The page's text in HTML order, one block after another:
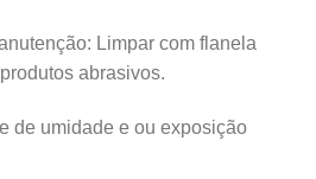
Limpar com flanela
abrasivos.
de umidade e ou exposição